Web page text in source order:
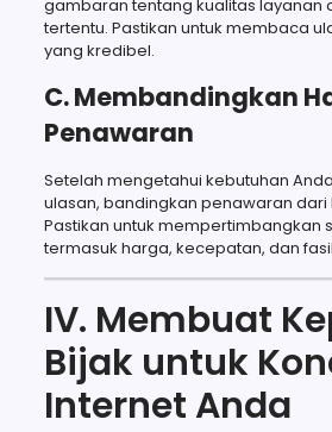
gambaran tentang kualitas layanan
tertentu. Pastikan untuk membaca
yang kredibel.
C. Membandingkan
Penawaran
Setelah mengetahui kebutuhan
ulasan, bandingkan penawaran
Pastikan untuk mempertimbangkan
termasuk harga, kecepatan, dan
IV. Membuat
Bijak untuk
Internet Anda